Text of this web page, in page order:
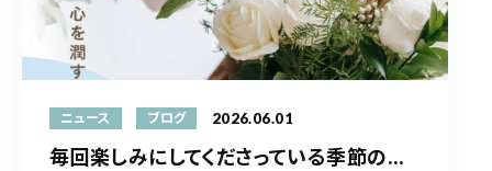
ニュース ブログ 2026.06.01
毎回楽しみにしてくださっている季節の...